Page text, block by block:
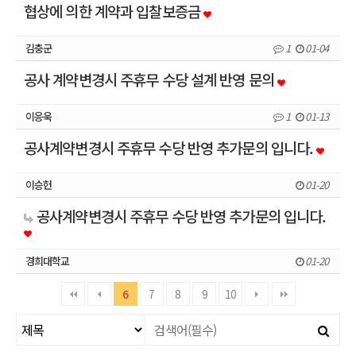
협상에 의한 계약과 입찰보증금
김충군 1 01-04
공사 계약변경시 주휴무 수당 설계 반영 문의
이응욱 1 01-13
공사계약변경시 주휴무 수당 반영 추가문의 입니다.
이승헌 01-20
공사계약변경시 주휴무 수당 반영 추가문의 입니다.
경희대학교 01-20
6 7 8 9 10